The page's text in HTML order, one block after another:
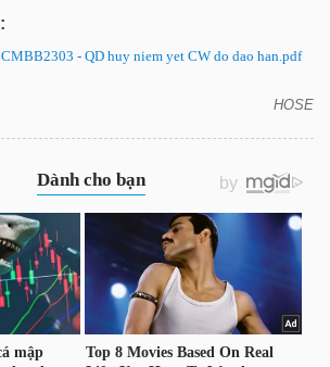
- QD huy niem yet CW do dao han.pdf
HOSE